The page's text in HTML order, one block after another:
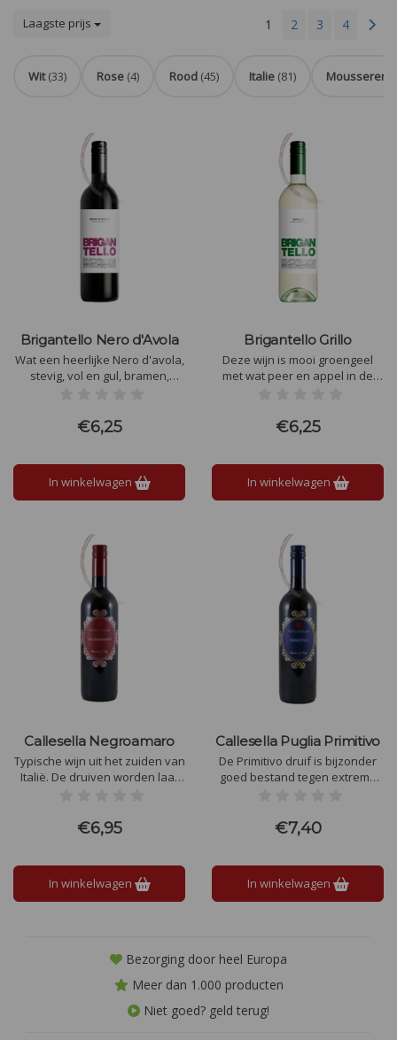
Laagste prijs 1 2 3 4
Wit (33) Rose (4) Rood (45) Italie (81) Mousserend
Brigantello Nero d'Avola
Wat een heerlijke Nero d'avola,
stevig, vol en gul, bramen,
heerlijk afgerond. Verleidelijk
met in de finale goede zuren.
€6,25
In winkelwagen
Brigantello Grillo
Deze wijn is mooi groengeel
met wat peer en appel in de
daarnaast ook lekker tropisch
fruit. Rond en zacht, verleidelijk,
€6,25
In winkelwagen
Callesella Negroamaro
Typische wijn uit het zuiden van
Italië. De druiven worden laat
van rijpheid. Dit geeft de wijn
fruitinvloeden van gedroogd
€6,95
In winkelwagen
Callesella Puglia Primitivo
De Primitivo druif is bijzonder
goed bestand tegen extreme
geliefd is. Heel lang alleen
gebruikt voor bulkwijnen, maar
€7,40
In winkelwagen
Bezorging door heel Europa
Meer dan 1.000 producten
Niet goed? geld terug!